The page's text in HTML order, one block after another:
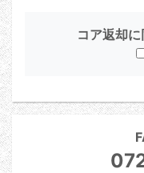
コア返却に